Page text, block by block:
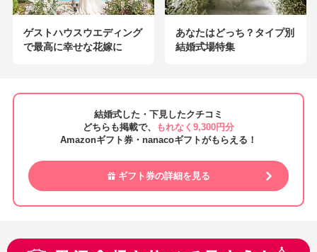
ゲストハウスウエディング
で最高に幸せな花嫁に
あなたはどっち？タイプ別
結婚式場特集
結婚式した・下見したクチコミ
どちらも掲載で、
もれなく9,300円分
Amazonギフト券・nanacoギフトがもらえる！
ギフト券の詳細を見る